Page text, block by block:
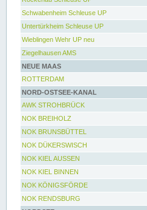
Schwabenheim Schleuse UP
Untertürkheim Schleuse UP
Wieblingen Wehr UP neu
Ziegelhausen AMS
NEUE MAAS
ROTTERDAM
NORD-OSTSEE-KANAL
AWK STROHBRÜCK
NOK BREIHOLZ
NOK BRUNSBÜTTEL
NOK DÜKERSWISCH
NOK KIEL AUSSEN
NOK KIEL BINNEN
NOK KÖNIGSFÖRDE
NOK RENDSBURG